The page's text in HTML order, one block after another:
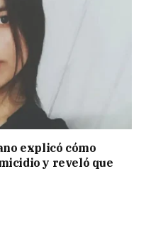
explicó cómo
y reveló que